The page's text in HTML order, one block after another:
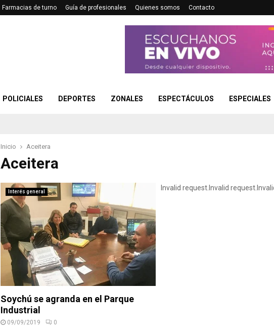
Farmacias de turno Guía de profesionales Quienes somos Contacto
POLICIALES DEPORTES ZONALES ESPECTÁCULOS ESPECIALES
Inicio Aceitera
Aceitera
Interés general
Soychú se agranda en el Parque
Industrial
09/09/2019 0
Invalid request. Invalid request.